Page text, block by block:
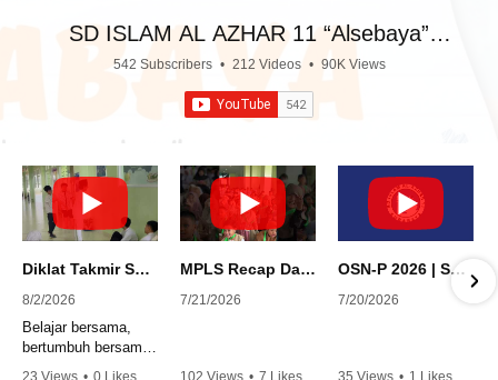
SD ISLAM AL AZHAR 11 “Alsebaya”
Surabaya
542 Subscribers • 212 Videos • 90K Views
Diklat Takmir SDI Al Azhar 11 Surabaya
8/2/2026
Belajar bersama,
bertumbuh bersama,
23 Views • 0 Likes
MPLS Recap Day 1 - SDI Al Azhar 11 Surabaya
7/21/2026
102 Views • 7 Likes
OSN-P 2026 | SD - 20533043 - SD ISLAM AL AZHAR 11 SURABAYA | IPA
7/20/2026
35 Views • 1 Likes